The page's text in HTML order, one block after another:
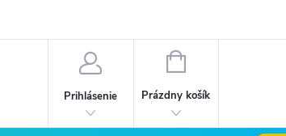
Prihlásenie
NÁKUPNÝ
Prázdny košík